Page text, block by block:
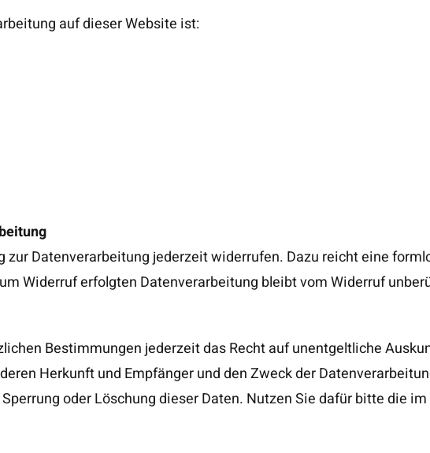
auf dieser Website ist:
Datenverarbeitung jederzeit widerrufen. Dazu reicht eine
Widerruf erfolgten Datenverarbeitung bleibt vom Widerruf
Bestimmungen jederzeit das Recht auf unentgeltliche
Herkunft und Empfänger und den Zweck der
oder Löschung dieser Daten. Nutzen Sie dafür bitte die